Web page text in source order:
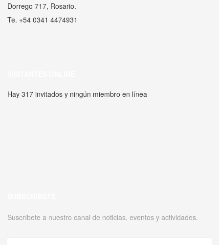
Dorrego 717, Rosario.
Te. +54 0341 4474931
Hay 317 invitados y ningún miembro en línea
Suscríbete a nuestro canal de noticias, eventos y actividades.